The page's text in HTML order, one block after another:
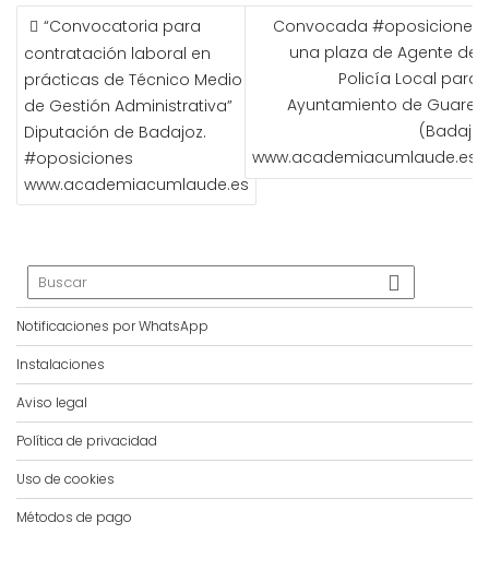
NAVEGACIÓN
DE
ENTRADAS
“Convocatoria para
contratación laboral en
prácticas de Técnico Medio
de Gestión Administrativa”
Diputación de Badajoz.
#oposiciones
www.academiacumlaude.es
Convocada #oposiciones
una plaza de Agente de
Policía Local para
Ayuntamiento de
www.academiacumlaude.es
Notificaciones por WhatsApp
Instalaciones
Aviso legal
Política de privacidad
Uso de cookies
Métodos de pago